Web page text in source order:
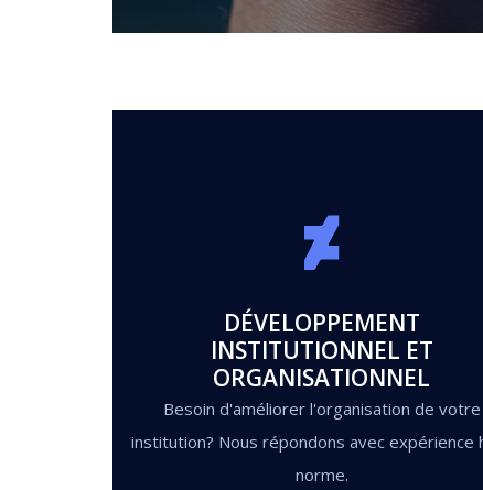
DÉVELOPPEMENT
INSTITUTIONNEL ET
ORGANISATIONNEL
Besoin d'améliorer l'organisation de votre
institution? Nous répondons avec expérience
norme.